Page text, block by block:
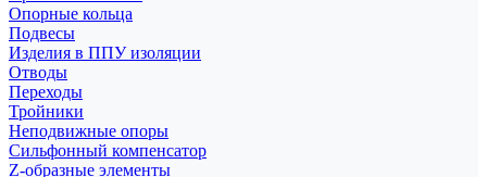
Опорные кольца
Подвесы
Изделия в ППУ изоляции
Отводы
Переходы
Тройники
Неподвижные опоры
Cильфонный компенсатор
Z-образные элементы